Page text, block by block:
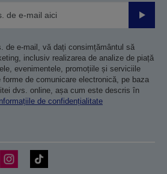
de e-mail, vă dați consimțământul să
inclusiv realizarea de analize de piață
evenimentele, promoțiile și serviciile
forme de comunicare electronică, pe baza
dvs. online, așa cum este descris în
de confidențialitate